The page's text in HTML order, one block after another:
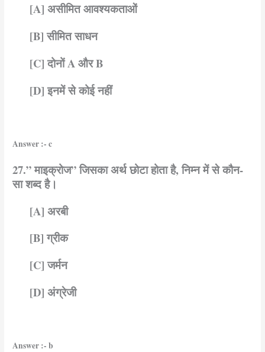
[A] असीमित आवश्यकताओं
[B] सीमित साधन
[C] दोनों A और B
[D] इनमें से कोई नहीं
Answer :- c
27.” माइक्रोज” जिसका अर्थ छोटा होता है, निम्न में से कौन-
सा शब्द है।
[A] अरबी
[B] ग्रीक
[C] जर्मन
[D] अंग्रेजी
Answer :- b